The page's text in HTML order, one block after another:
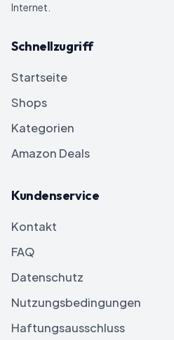
Internet.
Schnellzugriff
Startseite
Shops
Kategorien
Amazon Deals
Kundenservice
Kontakt
FAQ
Datenschutz
Nutzungsbedingungen
Haftungsausschluss